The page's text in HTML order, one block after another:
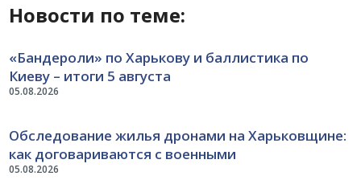
Новости по теме:
05.08.2026
«Бандероли» по Харькову и баллистика по
Киеву – итоги 5 августа
05.08.2026
Обследование жилья дронами на Харьковщине:
как договариваются с военными